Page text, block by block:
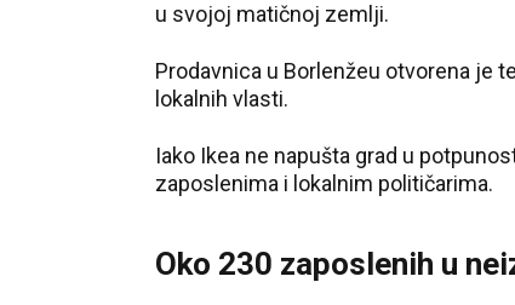
u svojoj matičnoj zemlji.
Prodavnica u Borlenžeu otvorena je
lokalnih vlasti.
Iako Ikea ne napušta grad u
zaposlenima i lokalnim političarima.
Oko 230 zaposlenih u